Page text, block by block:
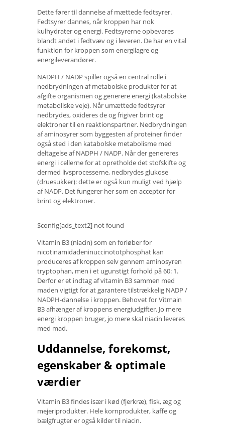
Dette fører til dannelse af mættede fedtsyrer.
Fedtsyrer dannes, når kroppen har nok
kulhydrater og energi. Fedtsyrerne opbevares
blandt andet i fedtvæv og i leveren. De har en vital
funktion for kroppen som energilagre og
energileverandører.
NADPH / NADP spiller også en central rolle i
nedbrydningen af ​​metabolske produkter for at
afgifte organismen og generere energi (katabolske
metaboliske veje). Når umættede fedtsyrer
nedbrydes, oxideres de og frigiver brint og
elektroner til en reaktionspartner. Nedbrydningen
af ​​aminosyrer som byggesten af ​​proteiner finder
også sted i den katabolske metabolisme med
deltagelse af NADPH / NADP. Når der genereres
energi i cellerne for at opretholde det stofskifte og
dermed livsprocesserne, nedbrydes glukose
(druesukker): dette er også kun muligt ved hjælp
af NADP. Det fungerer her som en acceptor for
brint og elektroner.
$config[ads_text2] not found
Vitamin B3 (niacin) som en forløber for
nicotinamidadeninuccinototphosphat kan
produceres af kroppen selv gennem aminosyren
tryptophan, men i et ugunstigt forhold på 60: 1.
Derfor er et indtag af vitamin B3 sammen med
maden vigtigt for at garantere tilstrækkelig NADP /
NADPH-dannelse i kroppen. Behovet for Vitmain
B3 afhænger af kroppens energiudgifter. Jo mere
energi kroppen bruger, jo mere skal niacin leveres
med mad.
Uddannelse, forekomst,
egenskaber & optimale
værdier
Vitamin B3 findes især i kød (fjerkræ), fisk, æg og
mejeriprodukter. Hele kornprodukter, kaffe og
bælgfrugter er også kilder til niacin.